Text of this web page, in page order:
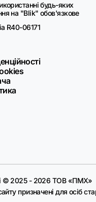
будь-яких
на "Blik" обов'язкове
R40-06171
© 2025 - 2026 ТОВ «ПМХ»
призначені для осіб